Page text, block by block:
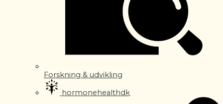
Forskning & udvikling
hormonehealthdk